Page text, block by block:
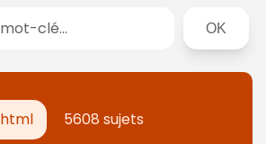
Rechercher
html 5608 sujets